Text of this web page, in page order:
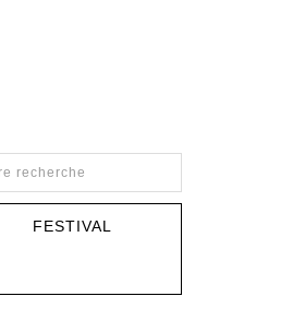
FESTIVAL